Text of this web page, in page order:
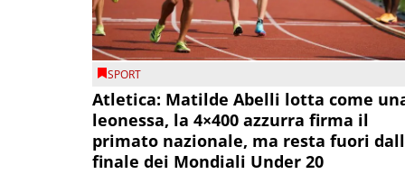
SPORT
Atletica: Matilde Abelli lotta come
leonessa, la 4×400 azzurra firma il
primato nazionale, ma resta fuori
finale dei Mondiali Under 20